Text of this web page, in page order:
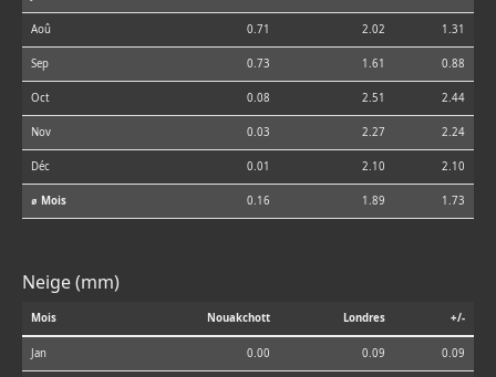
Aoû 0.71 2.02 1.31
Sep 0.73 1.61 0.88
Oct 0.08 2.51 2.44
Nov 0.03 2.27 2.24
Déc 0.01 2.10 2.10
⌀ Mois 0.16 1.89 1.73
Neige (mm)
Mois Nouakchott Londres +/-
Jan 0.00 0.09 0.09